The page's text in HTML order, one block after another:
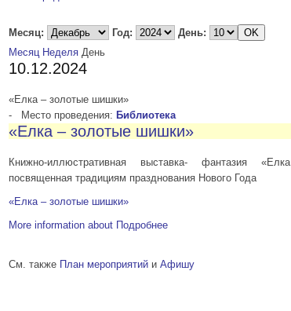
Месяц: Год:
День:
Месяц Неделя День
10.12.2024
«Елка – золотые шишки»
-
Место проведения: Библиотека
«Елка – золотые шишки»
Книжно-иллюстративная выставка- фантазия
посвященная традициям празднования Нового Года
«Елка – золотые шишки»
More information about Подробнее
См. также План мероприятий и Афишу